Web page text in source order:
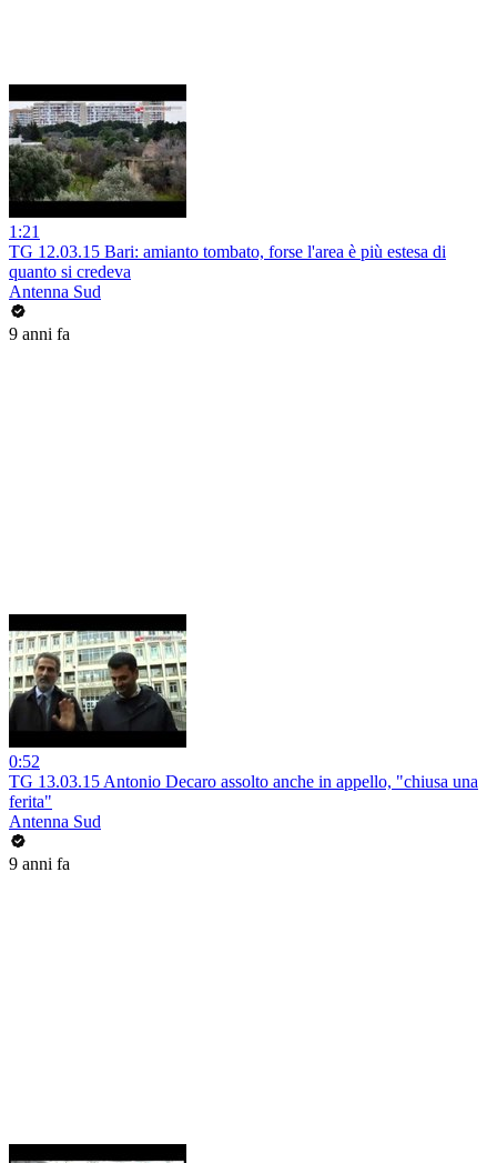
1:21
TG 12.03.15 Bari: amianto tombato, forse l'area è più estesa di
quanto si credeva
Antenna Sud
9 anni fa
0:52
TG 13.03.15 Antonio Decaro assolto anche in appello, "chiusa una
ferita"
Antenna Sud
9 anni fa